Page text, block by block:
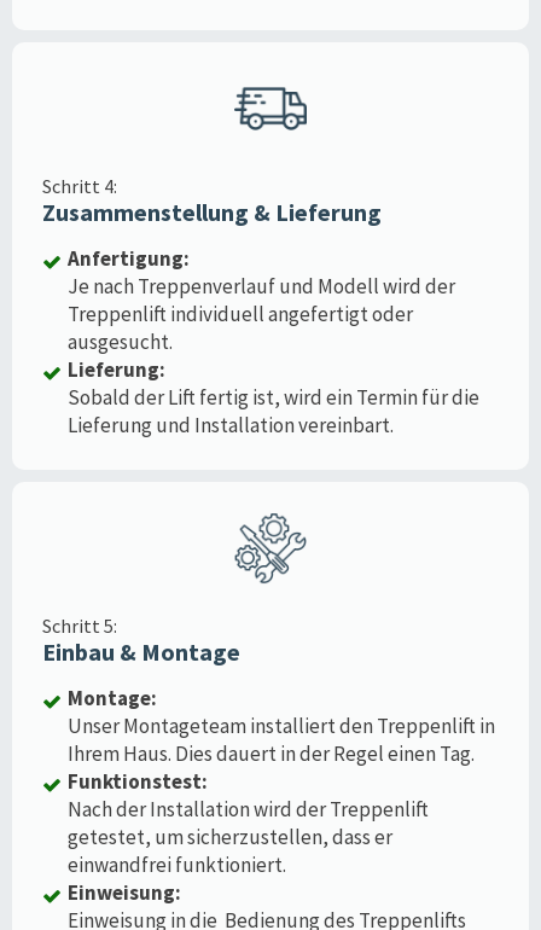
Schritt 4:
Zusammenstellung & Lieferung
Anfertigung:
Je nach Treppenverlauf und Modell wird der
Treppenlift individuell angefertigt oder
ausgesucht.
Lieferung:
Sobald der Lift fertig ist, wird ein Termin für die
Lieferung und Installation vereinbart.
Schritt 5:
Einbau & Montage
Montage:
Unser Montageteam installiert den Treppenlift in
Ihrem Haus. Dies dauert in der Regel einen Tag.
Funktionstest:
Nach der Installation wird der Treppenlift
getestet, um sicherzustellen, dass er
einwandfrei funktioniert.
Einweisung:
Einweisung in die Bedienung des Treppenlifts